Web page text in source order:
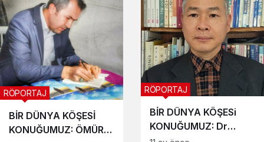
Yönetmeni Suat
Yıldırım
BİR DÜNYA KÖŞESİ
KONUĞUMUZ: ÖMÜR
RÖPORTAJ
BİR DÜNYA KÖŞESi
KONUĞUMUZ: Dr
RÖPORTAJ